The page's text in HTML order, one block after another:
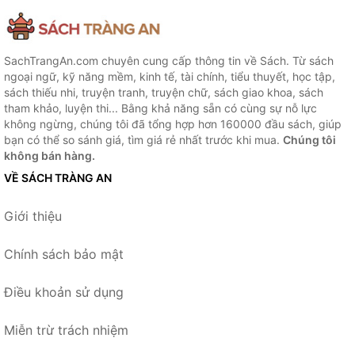
SachTrangAn.com chuyên cung cấp thông tin về Sách. Từ sách
ngoại ngữ, kỹ năng mềm, kinh tế, tài chính, tiểu thuyết, học tập,
sách thiếu nhi, truyện tranh, truyện chữ, sách giao khoa, sách
tham khảo, luyện thi... Bằng khả năng sẵn có cùng sự nỗ lực
không ngừng, chúng tôi đã tổng hợp hơn 160000 đầu sách, giúp
bạn có thể so sánh giá, tìm giá rẻ nhất trước khi mua. Chúng tôi
không bán hàng.
VỀ SÁCH TRÀNG AN
Giới thiệu
Chính sách bảo mật
Điều khoản sử dụng
Miễn trừ trách nhiệm